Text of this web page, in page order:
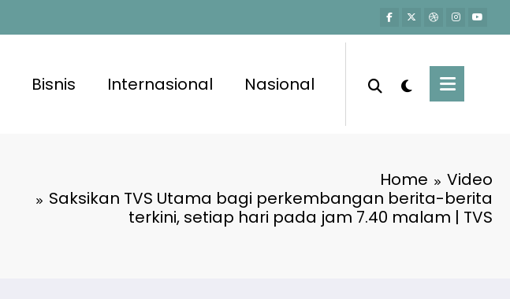
Bisnis Internasional Nasional
Home
Video
Saksikan TVS Utama bagi perkembangan berita-berita
terkini, setiap hari pada jam 7.40 malam | TVS